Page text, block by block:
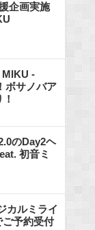
企画実施
-
ボサノバア
のDay2ヘ
初音ミ
カルミライ
ご予約受付